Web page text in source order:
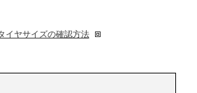
イヤサイズの確認方法